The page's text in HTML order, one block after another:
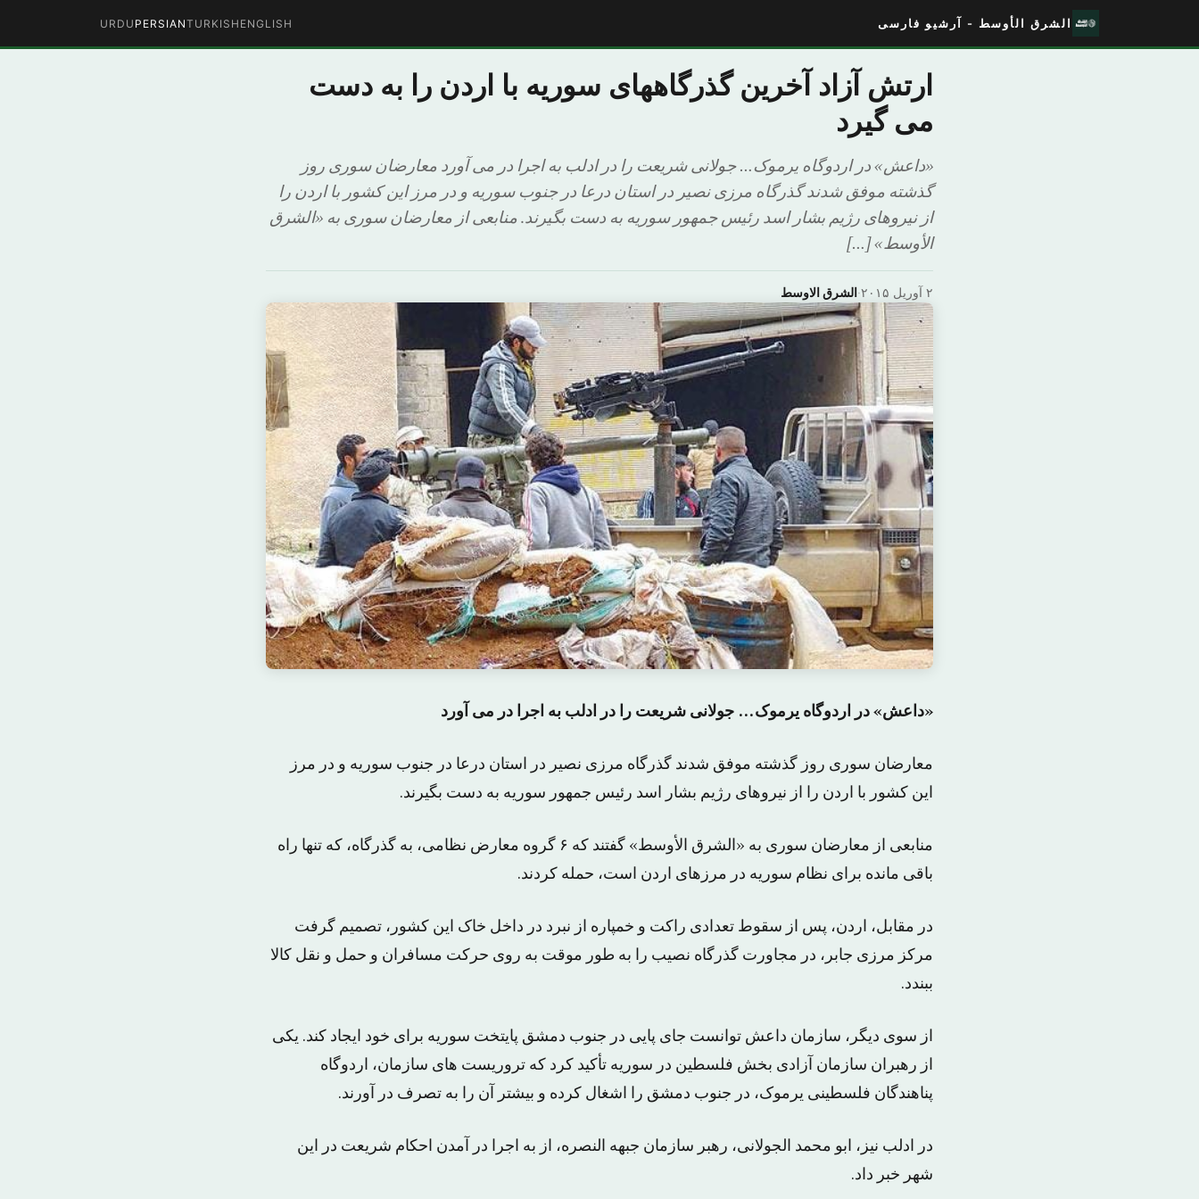
الشرق الأوسط - آرشیو فارسی ENGLISH
TURKISH
PERSIAN
URDU
ارتش آزاد آخرین گذرگاههای سوریه با اردن را به دست
می گیرد
«داعش» در اردوگاه یرموک… جولانی شریعت را در ادلب به اجرا در می آورد معارضان سوری روز
گذشته موفق شدند گذرگاه مرزی نصیر در استان درعا در جنوب سوریه و در مرز این کشور با اردن را
از نیروهای رژیم بشار اسد رئیس جمهور سوریه به دست بگیرند. منابعی از معارضان سوری به «الشرق
الأوسط» […]
الشرق الاوسط· ۲ آوریل ۲۰۱۵
«داعش» در اردوگاه یرموک… جولانی شریعت را در ادلب به اجرا در می آورد
معارضان سوری روز گذشته موفق شدند گذرگاه مرزی نصیر در استان درعا در جنوب سوریه و در مرز
این کشور با اردن را از نیروهای رژیم بشار اسد رئیس جمهور سوریه به دست بگیرند.
منابعی از معارضان سوری به «الشرق الأوسط» گفتند که ۶ گروه معارض نظامی، به گذرگاه، که تنها راه
باقی مانده برای نظام سوریه در مرزهای اردن است، حمله کردند.
در مقابل، اردن، پس از سقوط تعدادی راکت و خمپاره از نبرد در داخل خاک این کشور، تصمیم گرفت
مرکز مرزی جابر، در مجاورت گذرگاه نصیب را به طور موقت به روی حرکت مسافران و حمل و نقل کالا
ببندد.
از سوی دیگر، سازمان داعش توانست جای پایی در جنوب دمشق پایتخت سوریه برای خود ایجاد کند. یکی
از رهبران سازمان آزادی بخش فلسطین در سوریه تأکید کرد که تروریست های سازمان، اردوگاه
پناهندگان فلسطینی یرموک، در جنوب دمشق را اشغال کرده و بیشتر آن را به تصرف در آورند.
در ادلب نیز، ابو محمد الجولانی، رهبر سازمان جبهه النصره، از به اجرا در آمدن احکام شریعت در این
شهر خبر داد.